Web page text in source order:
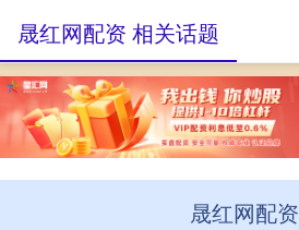
晟红网配资
晟红网配资 相关话题